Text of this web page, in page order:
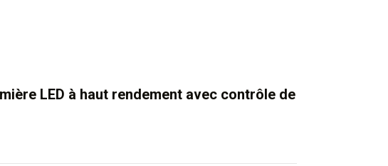
LED à haut rendement avec contrôle de